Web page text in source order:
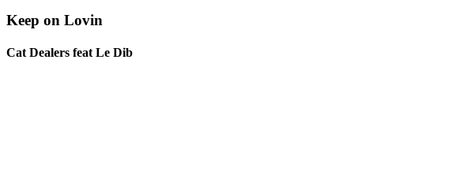
Keep on Lovin
Cat Dealers feat Le Dib